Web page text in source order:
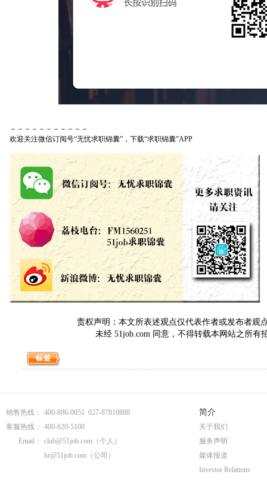
－－－－－－－－－－－
欢迎关注微信订阅号“无忧求职锦囊”，下载“求职锦囊”APP
责权声明：本文所表述观点仅代表作者或发布者观
未经 51job.com 同意，不得转载本网站之所有
销售热线：
400-886-0051 027-87810888
客服热线：
400-620-5100
Email：
club@51job.com （个人）
hr@51job.com （公司）
简介
关于我们
服务声明
媒体报道
Investor Relations